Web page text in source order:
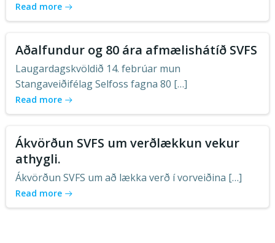
Read more
Aðalfundur og 80 ára afmælishátíð SVFS
Laugardagskvöldið 14. febrúar mun
Stangaveiðifélag Selfoss fagna 80 […]
Read more
Ákvörðun SVFS um verðlækkun vekur
athygli.
Ákvörðun SVFS um að lækka verð í vorveiðina […]
Read more